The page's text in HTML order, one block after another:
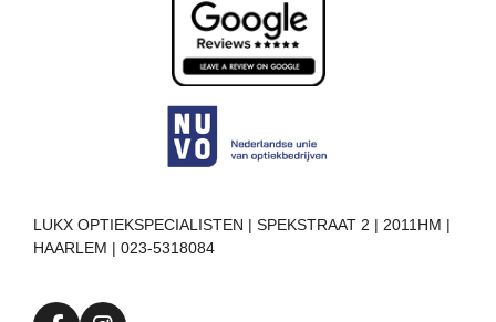
LUKX OPTIEKSPECIALISTEN | SPEKSTRAAT 2 | 2011HM |
HAARLEM | 023-5318084